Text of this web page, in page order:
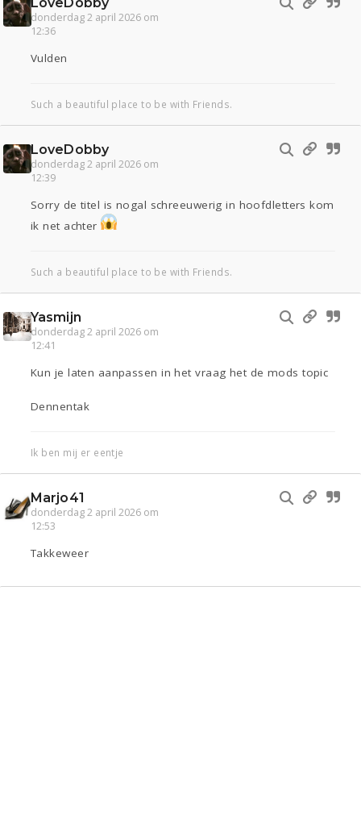
LoveDobby
donderdag 2 april 2026 om
12:36
Vulden
Such a beautiful place to be with Friends.
LoveDobby
donderdag 2 april 2026 om
12:39
Sorry de titel is nogal schreeuwerig in hoofdletters kom
ik net achter
Such a beautiful place to be with Friends.
Yasmijn
donderdag 2 april 2026 om
12:41
Kun je laten aanpassen in het vraag het de mods topic
Dennentak
Ik ben mij er eentje
Marjo41
donderdag 2 april 2026 om
12:53
Takkeweer